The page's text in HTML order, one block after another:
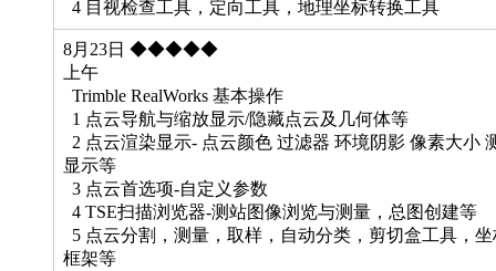
4 目视检查工具，定向工具，地理坐标转换工具
8月23日 ◆◆◆◆◆
上午
Trimble RealWorks 基本操作
1 点云导航与缩放显示/隐藏点云及几何体等
2 点云渲染显示- 点云颜色 过滤器 环境阴影 像素大小
显示等
3 点云首选项-自定义参数
4 TSE扫描浏览器-测站图像浏览与测量，总图创建等
5 点云分割，测量，取样，自动分类，剪切盒工具，坐
框架等